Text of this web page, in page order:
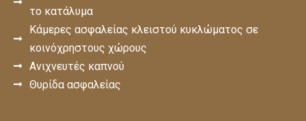
το κατάλυμα
Κάμερες ασφαλείας κλειστού κυκλώματος σε
κοινόχρηστους χώρους
Ανιχνευτές καπνού
Θυρίδα ασφαλείας